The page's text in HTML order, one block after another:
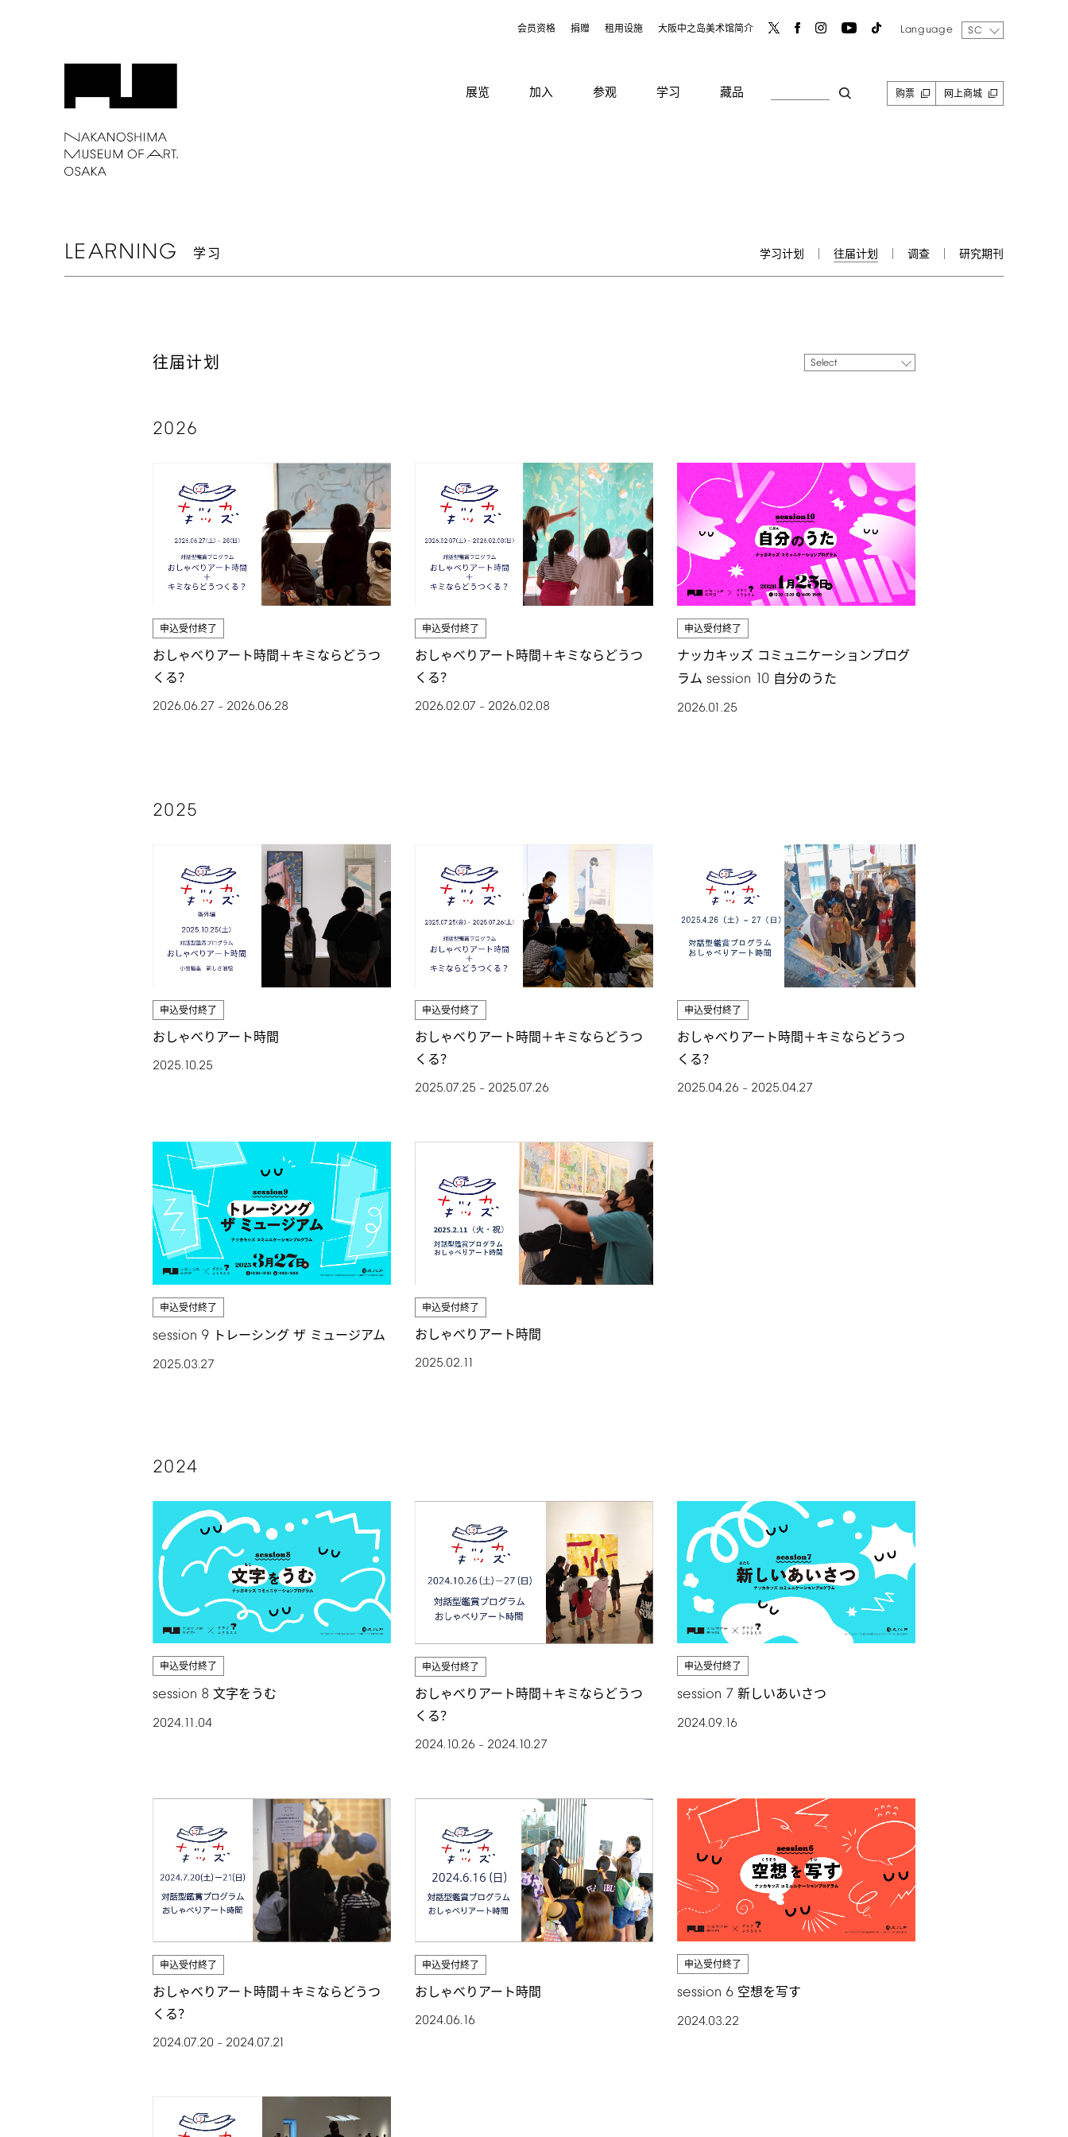
会员资格 捐赠 租用设施 大阪中之岛美术馆简介 Language SC
展览 加入 参观 学习 藏品 购票 网上商城
LEARNING 学习 学习计划 往届计划 调查 研究期刊
往届计划 Select
2026
申込受付終了
おしゃべりアート時間＋キミならどうつ
くる？
2026.06.27 – 2026.06.28
申込受付終了
おしゃべりアート時間＋キミならどうつ
くる？
2026.02.07 – 2026.02.08
申込受付終了
ナッカキッズ コミュニケーションプログ
ラム session 10 自分のうた
2026.01.25
2025
申込受付終了
おしゃべりアート時間
2025.10.25
申込受付終了
おしゃべりアート時間＋キミならどうつ
くる？
2025.07.25 – 2025.07.26
申込受付終了
おしゃべりアート時間＋キミならどうつ
くる？
2025.04.26 – 2025.04.27
申込受付終了
session 9 トレーシング ザ ミュージアム
2025.03.27
申込受付終了
おしゃべりアート時間
2025.02.11
2024
申込受付終了
session 8 文字をうむ
2024.11.04
申込受付終了
おしゃべりアート時間＋キミならどうつ
くる？
2024.10.26 – 2024.10.27
申込受付終了
session 7 新しいあいさつ
2024.09.16
申込受付終了
おしゃべりアート時間＋キミならどうつ
くる？
2024.07.20 – 2024.07.21
申込受付終了
おしゃべりアート時間
2024.06.16
申込受付終了
session 6 空想を写す
2024.03.22